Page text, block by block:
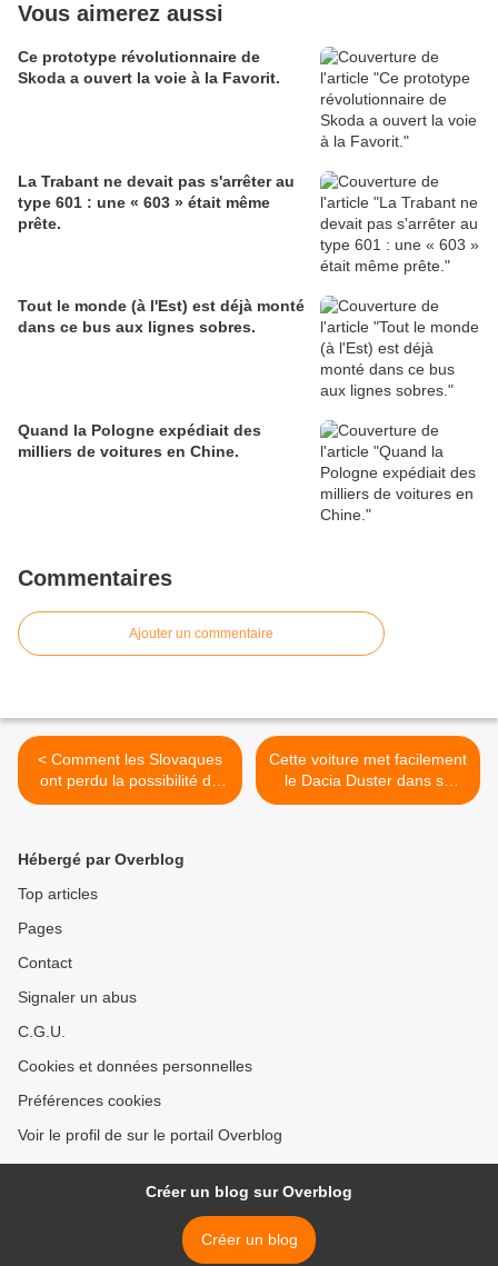
Vous aimerez aussi
Ce prototype révolutionnaire de
Skoda a ouvert la voie à la Favorit.
La Trabant ne devait pas s'arrêter au
type 601 : une « 603 » était même
prête.
Tout le monde (à l'Est) est déjà monté
dans ce bus aux lignes sobres.
Quand la Pologne expédiait des
milliers de voitures en Chine.
Commentaires
Ajouter un commentaire
< Comment les Slovaques
ont perdu la possibilité de
développer la Tatra 613.
Cette voiture met facilement
le Dacia Duster dans sa
poche. >
Hébergé par Overblog
Top articles
Pages
Contact
Signaler un abus
C.G.U.
Cookies et données personnelles
Préférences cookies
Voir le profil de sur le portail Overblog
Créer un blog sur Overblog
Créer un blog